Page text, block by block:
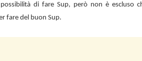
di fare Sup, però non è escluso
fare del buon Sup.